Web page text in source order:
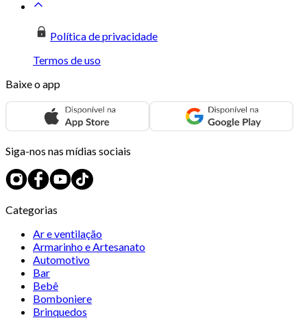
Política de privacidade
Termos de uso
Baixe o app
Siga-nos nas mídias sociais
Categorias
Ar e ventilação
Armarinho e Artesanato
Automotivo
Bar
Bebê
Bomboniere
Brinquedos